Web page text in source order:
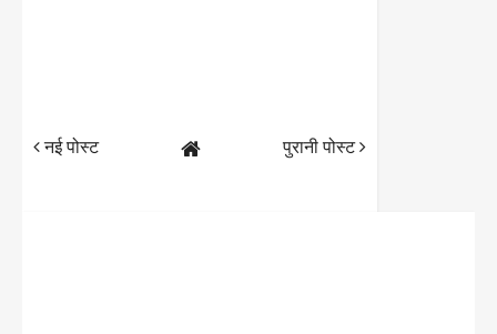
नई पोस्ट पुरानी पोस्ट